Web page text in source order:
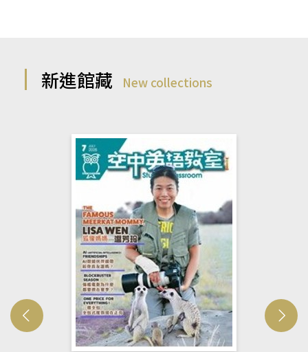
新進館藏 New collections